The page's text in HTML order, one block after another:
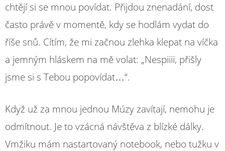
chtějí si se mnou povídat. Přijdou znenadání, dost
často právě v momentě, kdy se hodlám vydat do
říše snů. Cítím, že mi začnou zlehka klepat na víčka
a jemným hláskem na mě volat: „Nespiiii, přišly
jsme si s Tebou popovídat…“.
Když už za mnou jednou Múzy zavítají, nemohu je
odmítnout. Je to vzácná návštěva z blízké dálky.
Vmžiku mám nastartovaný notebook, nebo tužku v